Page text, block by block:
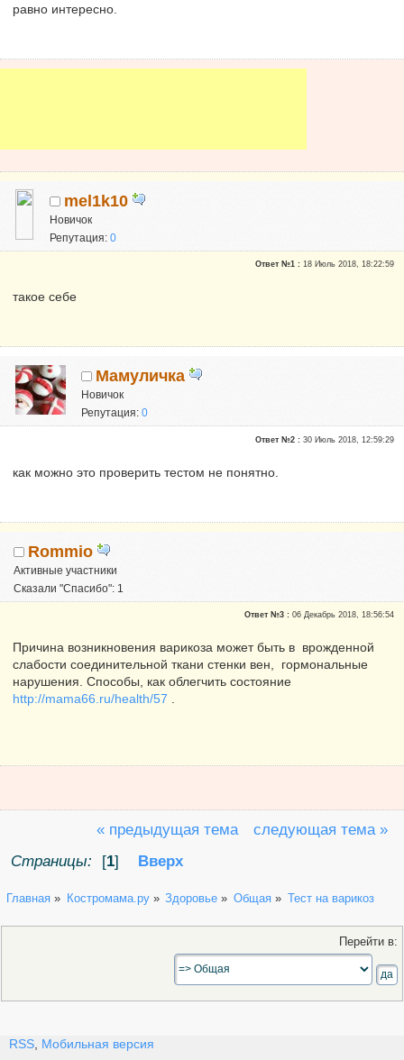
равно интересно.
mel1k10
Новичок
Репутация: 0
Ответ №1 :18 Июль 2018, 18:22:59
такое себе
Мамуличка
Новичок
Репутация:0
Ответ №2 :30 Июль 2018, 12:59:29
как можно это проверить тестом не понятно.
Rommio
Активные участники
Сказали "Спасибо": 1
Репутация:1
Ответ №3 :06 Декабрь 2018, 18:56:54
Причина возникновения варикоза может быть в врожденной
слабости соединительной ткани стенки вен, гормональные
нарушения. Способы, как облегчить состояние
http://mama66.ru/health/57 .
« предыдущая тема
следующая тема »
Страницы:
[1] Вверх
Главная » Костромама.ру» Здоровье » Общая» Тест на варикоз
Перейти в:
RSS Мобильная версия